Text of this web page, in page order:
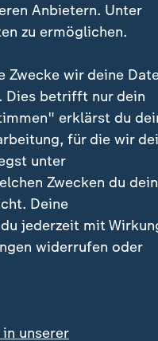
Deutschen
Richtern zum
nie erlebt
Jens Spahn die
die drei
Anbietern. Unter
zu ermöglichen.
Zwecke wir deine
Dies betrifft nur dein
erklärst du
für die wir
unter
Zwecken du
Deine
jederzeit mit
widerrufen oder
unserer